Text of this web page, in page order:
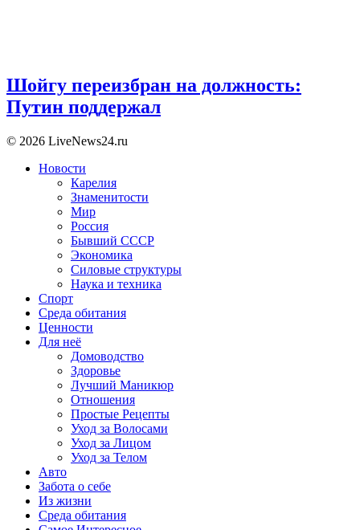
Шойгу переизбран на должность:
Путин поддержал
© 2026 LiveNews24.ru
Новости
Карелия
Знаменитости
Мир
Россия
Бывший СССР
Экономика
Силовые структуры
Наука и техника
Спорт
Среда обитания
Ценности
Для неё
Домоводство
Здоровье
Лучший Маникюр
Отношения
Простые Рецепты
Уход за Волосами
Уход за Лицом
Уход за Телом
Авто
Забота о себе
Из жизни
Среда обитания